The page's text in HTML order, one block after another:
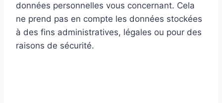
données personnelles vous concernant. Cela
ne prend pas en compte les données stockées
à des fins administratives, légales ou pour des
raisons de sécurité.